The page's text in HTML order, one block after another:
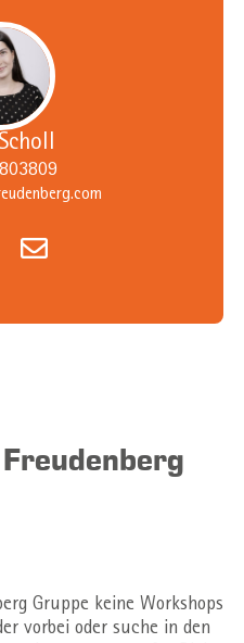
Gruppe keine Workshops
vorbei oder suche in den